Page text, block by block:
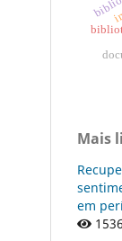
Mais
em
1536